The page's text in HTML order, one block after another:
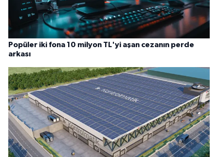
Popüler iki fona 10 milyon TL'yi aşan cezanın perde
arkası